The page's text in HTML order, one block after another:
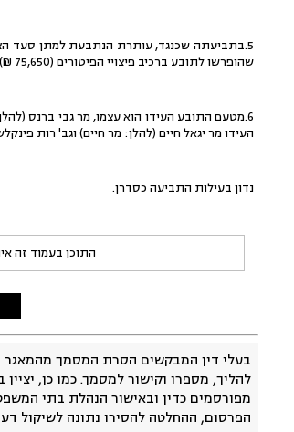
5.בתביעתה שכנגד, עותרת הנתבעת למתן סעד
שהופרשו לתובע ברכיב פיצויי הפיטורים (75,650 ₪) וכן לחיוב התובע בפיצוי בגין הפרת חוזה העבודה (200,000 ₪).
6.מטעם התובע העידו הוא עצמו, מר גבי ברנס
העידו מר יגאל חיים (להלן: מר חיים) וגב' רות
נדון בעילות התביעה כסדרן.
התוכן בעמוד זה
בעלי דין המבקשים הסרת המסמך מהמאגר
להליך, מספרו וקישור למסמך. כמו כן,
מפורסמים כדין ובאישור הנהלת בתי
הפרסום, ההחלטה להסירו נתונה לשיקול